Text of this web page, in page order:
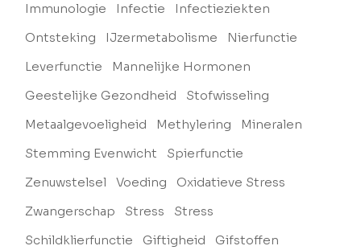
Immunologie
Infectie
Infectieziekten
Ontsteking
IJzermetabolisme
Nierfunctie
Leverfunctie
Mannelijke Hormonen
Geestelijke Gezondheid
Stofwisseling
Metaalgevoeligheid
Methylering
Mineralen
Stemming Evenwicht
Spierfunctie
Zenuwstelsel
Voeding
Oxidatieve Stress
Zwangerschap
Stress
Stress
Schildklierfunctie
Giftigheid
Gifstoffen